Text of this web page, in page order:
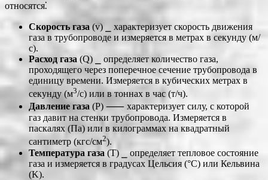
относятся⁚
Скорость газа (v) ⎯ характеризует скорость движения
газа в трубопроводе и измеряется в метрах в секунду (м/
с).
Расход газа (Q) ⎯ определяет количество газа,
проходящего через поперечное сечение трубопровода в
единицу времени. Измеряется в кубических метрах в
секунду (м3/с) или в тоннах в час (т/ч).
Давление газа (P) ⸺ характеризует силу, с которой
газ давит на стенки трубопровода. Измеряется в
паскалях (Па) или в килограммах на квадратный
сантиметр (кгс/см2).
Температура газа (T) ⎯ определяет тепловое состояние
газа и измеряется в градусах Цельсия (°C) или Кельвина
(K).